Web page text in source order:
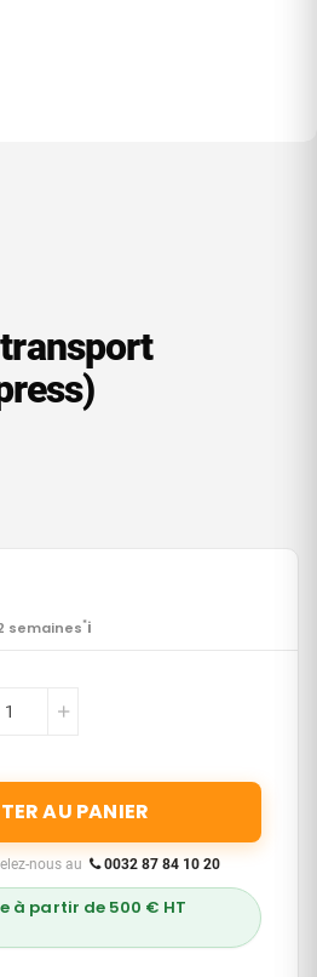
semaines*i
AU PANIER
nous au 0032 87 84 10 20
à partir de 500 € HT